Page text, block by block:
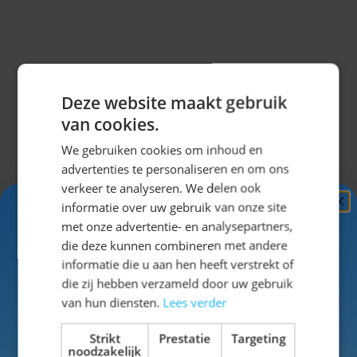
Misschien vind je dit ook leuk?
Navigeren door de elementen van de carrousel is
Druk om carrousel over te slaan
Druk op om naar carrouselnavigatie te gaan
Deze website maakt gebruik
van cookies.
We gebruiken cookies om inhoud en
advertenties te personaliseren en om ons
verkeer te analyseren. We delen ook
informatie over uw gebruik van onze site
met onze advertentie- en analysepartners,
die deze kunnen combineren met andere
informatie die u aan hen heeft verstrekt of
die zij hebben verzameld door uw gebruik
van hun diensten. Lees verder
Strikt
noodzakelijk
Prestatie Targeting
Ontvang5%
KORTING!
Schrijf je nuin voor de nieuwsbrief en ontvang toegang
tot exclusieve kortingen!
Voor- en achternaam